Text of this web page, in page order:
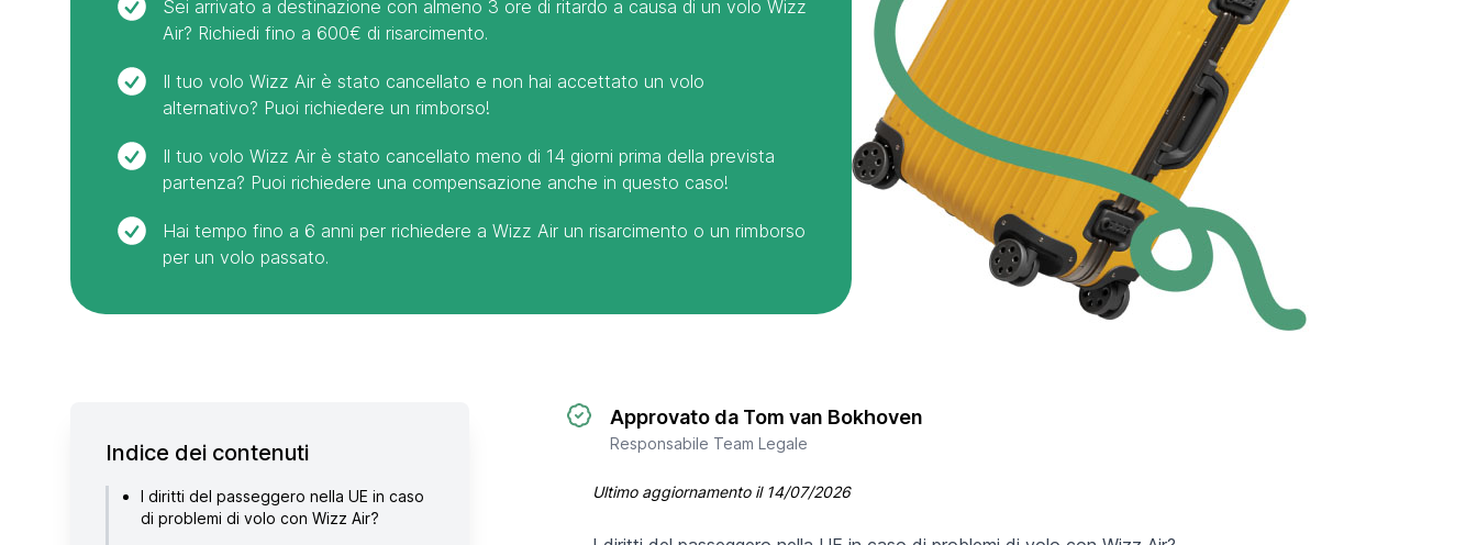
Sei arrivato a destinazione con almeno 3 ore di ritardo a causa di un volo Wizz
Air? Richiedi fino a 600€ di risarcimento.
Il tuo volo Wizz Air è stato cancellato e non hai accettato un volo
alternativo? Puoi richiedere un rimborso!
Il tuo volo Wizz Air è stato cancellato meno di 14 giorni prima della prevista
partenza? Puoi richiedere una compensazione anche in questo caso!
Hai tempo fino a 6 anni per richiedere a Wizz Air un risarcimento o un rimborso
per un volo passato.
Indice dei contenuti
I diritti del passeggero nella UE in caso
di problemi di volo con Wizz Air?
Approvato da Tom van Bokhoven
Responsabile Team Legale
Ultimo aggiornamento il 14/07/2026